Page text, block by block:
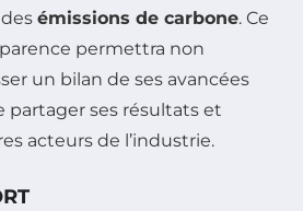
émissions de carbone. Ce
permettra non
un bilan de ses avancées
partager ses résultats et
acteurs de l’industrie.